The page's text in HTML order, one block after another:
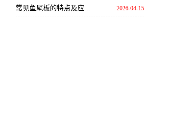
常见鱼尾板的特点及应... 2026-04-15